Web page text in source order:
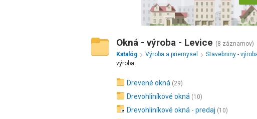
Okná - výroba - Levice (8 záznamov)
Katalóg
Výroba a priemysel Stavebniny -
výroba
Drevené okná (29)
Drevohliníkové okná (10)
Drevohliníkové okná - predaj (10)